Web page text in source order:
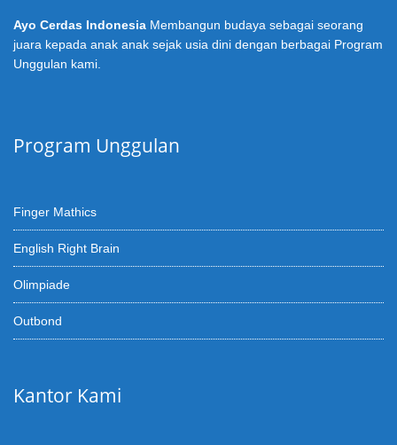
Ayo Cerdas Indonesia Membangun budaya sebagai seorang
juara kepada anak anak sejak usia dini dengan berbagai Program
Unggulan kami.
Program Unggulan
Finger Mathics
English Right Brain
Olimpiade
Outbond
Kantor Kami